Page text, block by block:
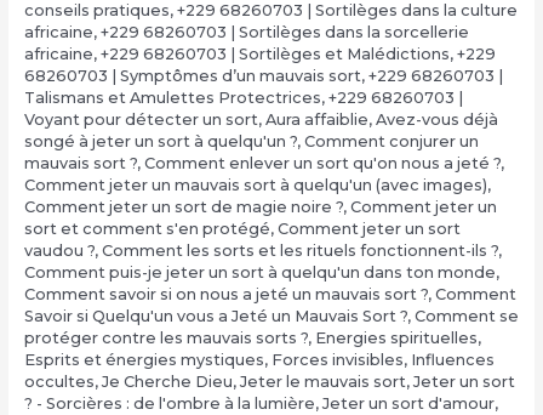
conseils pratiques, +229 68260703 | Sortilèges dans la culture
africaine, +229 68260703 | Sortilèges dans la sorcellerie
africaine, +229 68260703 | Sortilèges et Malédictions, +229
68260703 | Symptômes d’un mauvais sort, +229 68260703 |
Talismans et Amulettes Protectrices, +229 68260703 |
Voyant pour détecter un sort, Aura affaiblie, Avez-vous déjà
songé à jeter un sort à quelqu'un ?, Comment conjurer un
mauvais sort ?, Comment enlever un sort qu'on nous a jeté ?,
Comment jeter un mauvais sort à quelqu'un (avec images),
Comment jeter un sort de magie noire ?, Comment jeter un
sort et comment s'en protégé, Comment jeter un sort
vaudou ?, Comment les sorts et les rituels fonctionnent-ils ?,
Comment puis-je jeter un sort à quelqu'un dans ton monde,
Comment savoir si on nous a jeté un mauvais sort ?, Comment
Savoir si Quelqu'un vous a Jeté un Mauvais Sort ?, Comment se
protéger contre les mauvais sorts ?, Energies spirituelles,
Esprits et énergies mystiques, Forces invisibles, Influences
occultes, Je Cherche Dieu, Jeter le mauvais sort, Jeter un sort
? - Sorcières : de l'ombre à la lumière, Jeter un sort d'amour,